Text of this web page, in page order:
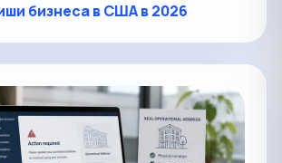
бизнеса в США в 2026